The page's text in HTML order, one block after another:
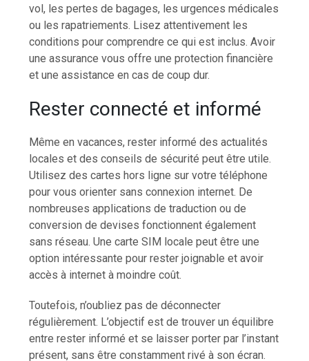
vol, les pertes de bagages, les urgences médicales
ou les rapatriements. Lisez attentivement les
conditions pour comprendre ce qui est inclus. Avoir
une assurance vous offre une protection financière
et une assistance en cas de coup dur.
Rester connecté et informé
Même en vacances, rester informé des actualités
locales et des conseils de sécurité peut être utile.
Utilisez des cartes hors ligne sur votre téléphone
pour vous orienter sans connexion internet. De
nombreuses applications de traduction ou de
conversion de devises fonctionnent également
sans réseau. Une carte SIM locale peut être une
option intéressante pour rester joignable et avoir
accès à internet à moindre coût.
Toutefois, n’oubliez pas de déconnecter
régulièrement. L’objectif est de trouver un équilibre
entre rester informé et se laisser porter par l’instant
présent, sans être constamment rivé à son écran.